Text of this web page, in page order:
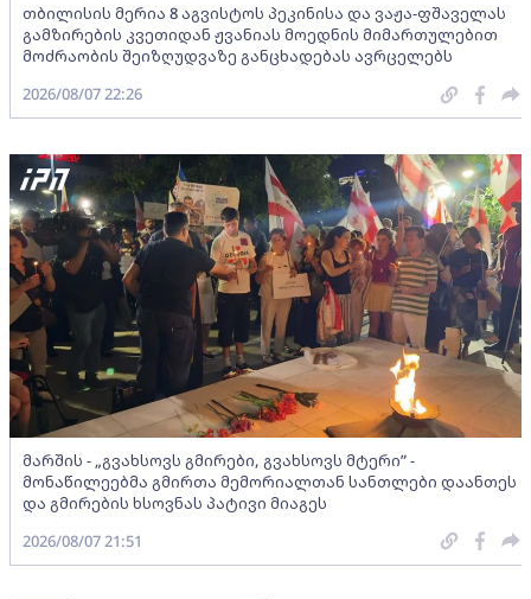
თბილისის მერია 8 აგვისტოს პეკინისა და ვაჟა-ფშაველას
გამზირების კვეთიდან ჟვანიას მოედნის მიმართულებით
მოძრაობის შეიზღუდვაზე განცხადებას ავრცელებს
2026/08/07 22:26
მარშის - „გვახსოვს გმირები, გვახსოვს მტერი” -
მონაწილეებმა გმირთა მემორიალთან სანთლები დაანთეს
და გმირების ხსოვნას პატივი მიაგეს
2026/08/07 21:51